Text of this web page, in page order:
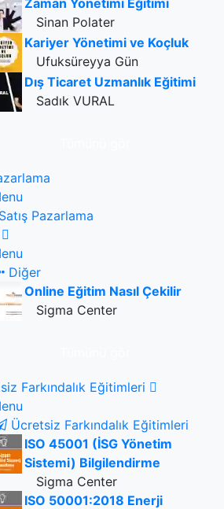
Zaman Yönetimi Eğitimi
Sinan Polater
Kariyer Yönetimi ve Koçluk
Ufuksüreyya Gün
Dış Ticaret Uzmanlık Eğitimi
Sadık VURAL
Satış Pazarlama
Diğer
Online Eğitim Nasıl Çekilir
Sigma Center
Farkındalık Eğitimleri
Ücretsiz Farkındalık Eğitimleri
ISO 45001 (İSG Yönetim
Sistemi) Bilgilendirme
Sigma Center
ISO 50001:2018 Enerji